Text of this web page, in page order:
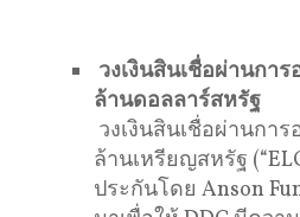
วงเงินสินเชื่อผ่านกา
ล้านดอลลาร์สหรัฐ
วงเงินสินเชื่อผ่านกา
ล้านเหรียญสหรัฐ
ประกันโดย Anson